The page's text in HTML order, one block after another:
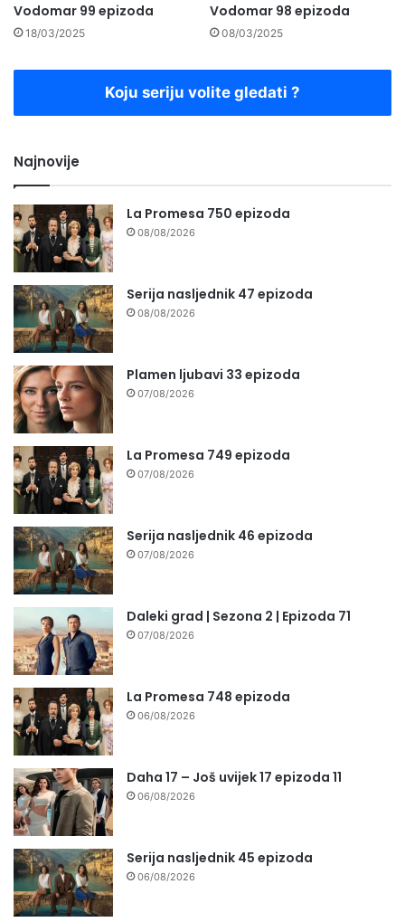
Vodomar 99 epizoda
18/03/2025
Vodomar 98 epizoda
08/03/2025
Koju seriju volite gledati ?
Najnovije
La Promesa 750 epizoda
08/08/2026
Serija nasljednik 47 epizoda
08/08/2026
Plamen ljubavi 33 epizoda
07/08/2026
La Promesa 749 epizoda
07/08/2026
Serija nasljednik 46 epizoda
07/08/2026
Daleki grad | Sezona 2 | Epizoda 71
07/08/2026
La Promesa 748 epizoda
06/08/2026
Daha 17 – Još uvijek 17 epizoda 11
06/08/2026
Serija nasljednik 45 epizoda
06/08/2026